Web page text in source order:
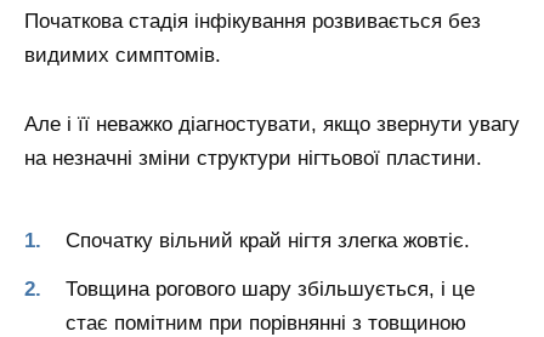
Початкова стадія інфікування розвивається без
видимих симптомів.
Але і її неважко діагностувати, якщо звернути увагу
на незначні зміни структури нігтьової пластини.
Спочатку вільний край нігтя злегка жовтіє.
Товщина рогового шару збільшується, і це
стає помітним при порівнянні з товщиною